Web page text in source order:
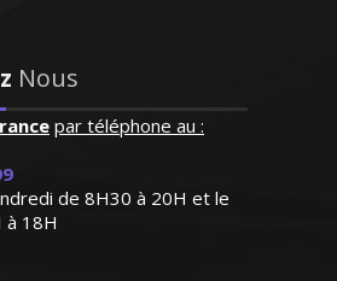
en cinquième)
adaptés aux besoins et
spécificités de chaque élève
Nous
par téléphone au :
de 8H30 à 20H et le
à 18H